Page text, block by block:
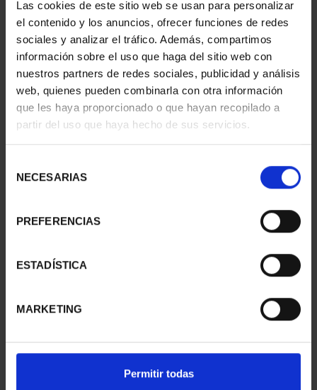
Las cookies de este sitio web se usan para personalizar
el contenido y los anuncios, ofrecer funciones de redes
sociales y analizar el tráfico. Además, compartimos
información sobre el uso que haga del sitio web con
nuestros partners de redes sociales, publicidad y análisis
web, quienes pueden combinarla con otra información
que les haya proporcionado o que hayan recopilado a
partir del uso que haya hecho de sus servicios.
NECESARIAS
PREFERENCIAS
ESTADÍSTICA
MARKETING
Permitir todas
ANTON' BILBAO
72,00 €
BURGOS (2021) 8
REALES
140,00 €
AGUAFUERTE 'PUERTA
96,00 €
CAPITALES ESPAÑOLAS